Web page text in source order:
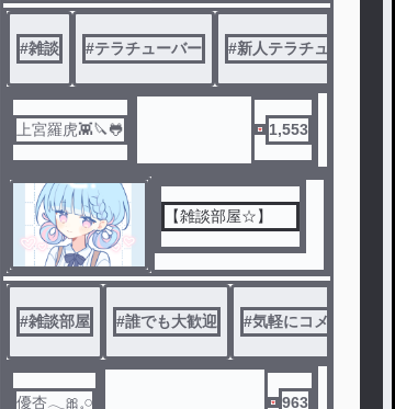
#雑談 #テラチューバー #新人テラチューバー
上宮羅虎👾🔪🐸 1,553
【雑談部屋☆】
#雑談部屋 #誰でも大歓迎 #気軽にコメントして
優杏𓂃🎀𓈒𓏸 963